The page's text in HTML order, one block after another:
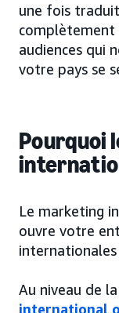
une fois
complètement
audiences qui
votre pays se
Pourquoi
Le marketing
ouvre votre
internationales
Au niveau de
international